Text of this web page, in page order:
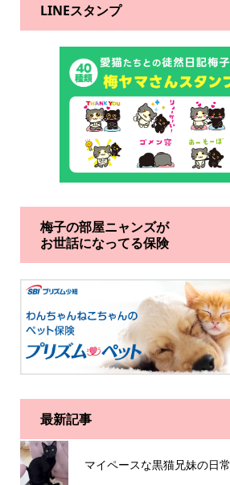
LINEスタンプ
梅子の部屋ニャンズが
お世話になってる保険
最新記事
マイペースな黒猫兄妹の日常